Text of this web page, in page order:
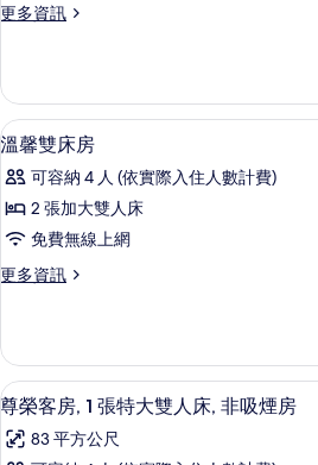
的
有
相
片
更多資訊
更
房
的
詳
顯
示
溫
馨
床
的
所
有
相
低過
5
溫馨雙床房
可容納 4 人 (依實際入住人數計費)
2 張加大雙人床
免費無線上網
更多資訊
更
雙
床
房
的
詳
顯
示
尊
尊榮
29
尊榮客房, 1 張特大雙人床, 非吸煙房
83 平方公尺